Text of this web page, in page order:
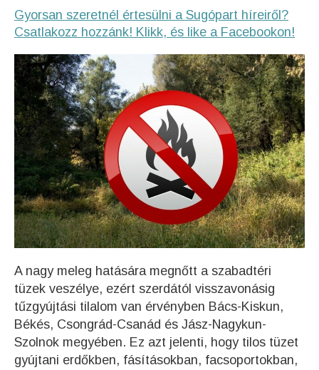
Gyorsan szeretnél értesülni a Sugópart híreiről?
Csatlakozz hozzánk! Klikk, és like a Facebookon!
A nagy meleg hatására megnőtt a szabadtéri
tüzek veszélye, ezért szerdától visszavonásig
tűzgyújtási tilalom van érvényben Bács-Kiskun,
Békés, Csongrád-Csanád és Jász-Nagykun-
Szolnok megyében. Ez azt jelenti, hogy tilos tüzet
gyújtani erdőkben, fásításokban, facsoportokban,